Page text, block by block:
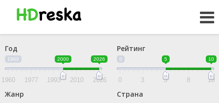
Год
1960 2000 2026
1960 1977 1993 2010 2026
Рейтинг
0 5 10
0 3 5 8 10
Жанр Страна